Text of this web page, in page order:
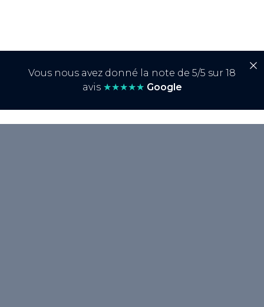
Vous nous avez donné la note de 5/5 sur 18
avis ★★★★★ Google